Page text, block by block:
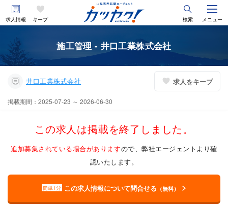
求人情報 キープ 検索 メニュー
施工管理 - 井口工業株式会社
井口工業株式会社 求人をキープ
掲載期間：2025-07-23 ～ 2026-06-30
この求人は掲載を終了しました。
追加募集されている場合がありますので、弊社エージェントより確
認いたします。
簡単1分 この求人情報について問合せる （無料）